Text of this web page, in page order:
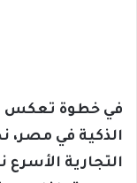
في خطوة تعكس
الذكية في مصر،
التجارية